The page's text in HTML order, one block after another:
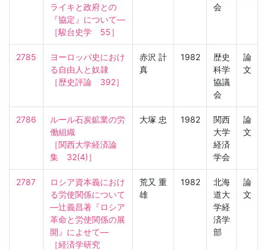
ライキと政府との
『協定』について—
［駿台史学　55］
会
2785
ヨーロッパ史におけ
る自由人と奴隷
［歴史評論　392］
赤沢 計
真
1982
歴史
科学
協議
会
論
文
2786
ルール石炭鉱業の労
働組織
［関西大学経済論
集　32(4)］
大塚 忠 1982
関西
大学
経済
学会
論
文
2787
ロシア資本義におけ
る労使関係について
—辻義昌著『ロシア
革命と労使関係の展
開』によせて—
［経済学研究
荒又 重
雄
1982
北海
道大
学経
済学
部
論
文